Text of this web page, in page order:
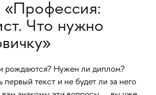
«Профессия:
Что нужно
рождаются? Нужен ли диплом?
первый текст и не будет ли за него